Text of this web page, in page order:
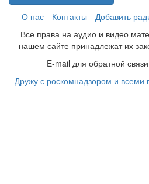
О нас
Контакты Добавить
Все права на аудио и видео
нашем сайте принадлежат их
E-mail для обратной
Дружу с роскомнадзором и